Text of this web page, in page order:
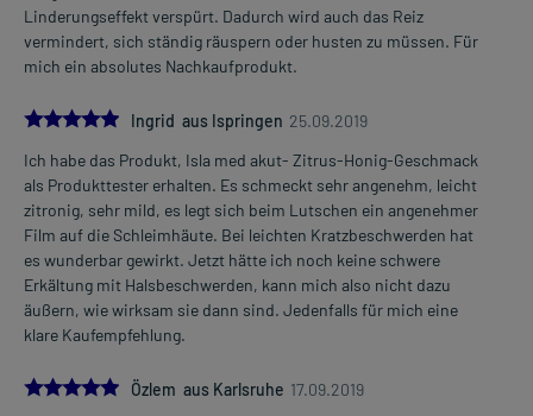
Linderungseffekt verspürt. Dadurch wird auch das Reiz
vermindert, sich ständig räuspern oder husten zu müssen. Für
mich ein absolutes Nachkaufprodukt.
5.0
Ingrid aus Ispringen 25.09.2019
Ich habe das Produkt, Isla med akut- Zitrus-Honig-Geschmack
als Produkttester erhalten. Es schmeckt sehr angenehm, leicht
zitronig, sehr mild, es legt sich beim Lutschen ein angenehmer
Film auf die Schleimhäute. Bei leichten Kratzbeschwerden hat
es wunderbar gewirkt. Jetzt hätte ich noch keine schwere
Erkältung mit Halsbeschwerden, kann mich also nicht dazu
äußern, wie wirksam sie dann sind. Jedenfalls für mich eine
klare Kaufempfehlung.
5.0
Özlem aus Karlsruhe 17.09.2019